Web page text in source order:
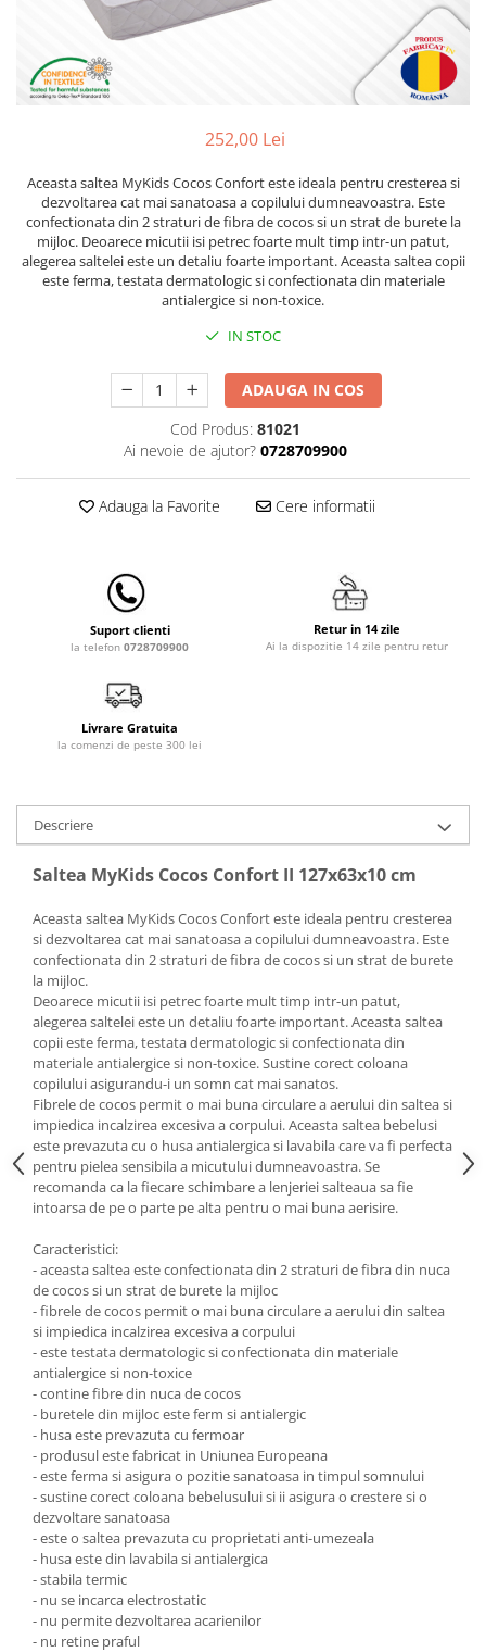
Lenjerii patut 140 x 70 cm
Lenjerie patuturi tineret
Baldachin patut
Protectii saltea
Comode copii
Bariere de protectie pat
Porti de siguranta
Dulap si cutii jucarii
Leagane & balansoare & sezlonguri
Lampi de veghe
Saltele de infasat
Biciclete fara pedale
Masinute fara pedale
Karturi si masinute cu pedale
Marsupii
Premergatoare
Skateboard
Scaune de biciclete copii
Alte Sporturi
Mingi fitness si medicinale
Scara antrenament
Termometre copii si bebe
252,00 Lei
Aceasta saltea MyKids Cocos Confort este ideala pentru cresterea si
dezvoltarea cat mai sanatoasa a copilului dumneavoastra. Este
confectionata din 2 straturi de fibra de cocos si un strat de burete la
mijloc. Deoarece micutii isi petrec foarte mult timp intr-un patut,
alegerea saltelei este un detaliu foarte important. Aceasta saltea copii
este ferma, testata dermatologic si confectionata din materiale
antialergice si non-toxice.
IN STOC
ADAUGA IN COS
Cod Produs: 81021
Ai nevoie de ajutor? 0728709900
Adauga la Favorite Cere informatii
Suport clienti
la telefon 0728709900
Retur in 14 zile
Ai la dispozitie 14 zile pentru retur
Livrare Gratuita
la comenzi de peste 300 lei
Descriere
Saltea MyKids Cocos Confort II 127x63x10 cm
Aceasta saltea MyKids Cocos Confort este ideala pentru cresterea
si dezvoltarea cat mai sanatoasa a copilului dumneavoastra. Este
confectionata din 2 straturi de fibra de cocos si un strat de burete
la mijloc.
Deoarece micutii isi petrec foarte mult timp intr-un patut,
alegerea saltelei este un detaliu foarte important. Aceasta saltea
copii este ferma, testata dermatologic si confectionata din
materiale antialergice si non-toxice. Sustine corect coloana
copilului asigurandu-i un somn cat mai sanatos.
Fibrele de cocos permit o mai buna circulare a aerului din saltea si
impiedica incalzirea excesiva a corpului. Aceasta saltea bebelusi
este prevazuta cu o husa antialergica si lavabila care va fi perfecta
pentru pielea sensibila a micutului dumneavoastra. Se
recomanda ca la fiecare schimbare a lenjeriei salteaua sa fie
intoarsa de pe o parte pe alta pentru o mai buna aerisire.
Caracteristici:
- aceasta saltea este confectionata din 2 straturi de fibra din nuca
de cocos si un strat de burete la mijloc
- fibrele de cocos permit o mai buna circulare a aerului din saltea
si impiedica incalzirea excesiva a corpului
- este testata dermatologic si confectionata din materiale
antialergice si non-toxice
- contine fibre din nuca de cocos
- buretele din mijloc este ferm si antialergic
- husa este prevazuta cu fermoar
- produsul este fabricat in Uniunea Europeana
- este ferma si asigura o pozitie sanatoasa in timpul somnului
- sustine corect coloana bebelusului si ii asigura o crestere si o
dezvoltare sanatoasa
- este o saltea prevazuta cu proprietati anti-umezeala
- husa este din lavabila si antialergica
- stabila termic
- nu se incarca electrostatic
- nu permite dezvoltarea acarienilor
- nu retine praful